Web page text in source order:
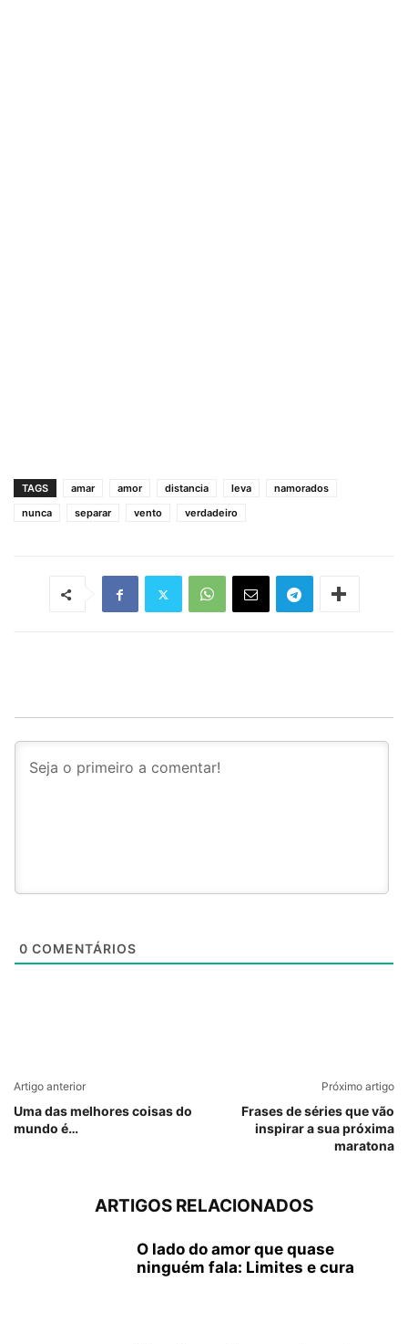
TAGS amar amor distancia leva
namorados
nunca
separar vento verdadeiro
0 COMENTÁRIOS
Artigo anterior
Uma das melhores coisas do
mundo é…
Próximo artigo
Frases de séries que vão
inspirar a sua próxima
maratona
ARTIGOS RELACIONADOS
O lado do amor que quase
ninguém fala: Limites e cura